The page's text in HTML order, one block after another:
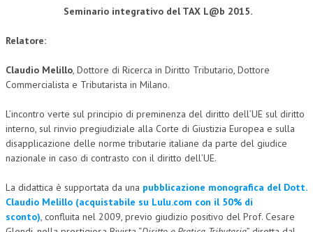
RISORSE UMANE
RISK MANAGEMENT
SVILUPPO SOSTENIBILE
PERSONA E CITTÀ
DIRITTO
DIRITTO PENALE D’IMPRESA
Seminario integrativo del TAX L@b 2015.
Relatore:
Claudio Melillo, Dottore di Ricerca in Diritto Tributario, Dottore
Commercialista e Tributarista in Milano.
L’incontro verte sul principio di preminenza del diritto dell’UE sul diritto
interno, sul rinvio pregiudiziale alla Corte di Giustizia Europea e sulla
disapplicazione delle norme tributarie italiane da parte del giudice
nazionale in caso di contrasto con il diritto dell’UE.
La didattica è supportata da una pubblicazione monografica del Dott.
Claudio Melillo (acquistabile su Lulu.com con il 50% di
sconto), confluita nel 2009, previo giudizio positivo del Prof. Cesare